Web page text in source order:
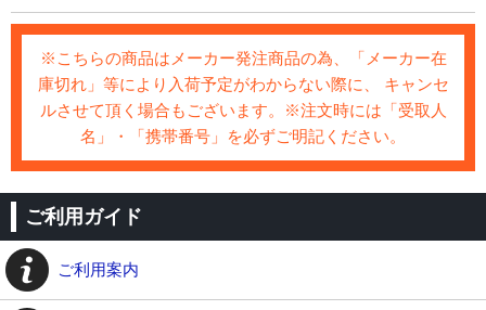
※こちらの商品はメーカー発注商品の為、「メーカー在
庫切れ」等により入荷予定がわからない際に、 キャンセ
ルさせて頂く場合もございます。※注文時には「受取人
名」・「携帯番号」を必ずご明記ください。
ご利用ガイド
ご利用案内